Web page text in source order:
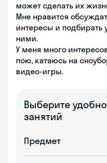
может сделать их
Мне нравится
интересы и подбирать
ними.
У меня много
пою, катаюсь на
видео-игры.
Выберите
занятий
Предмет